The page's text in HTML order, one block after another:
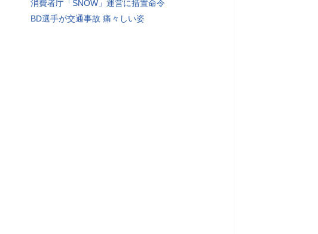
消費者庁「SNOW」運営に措置命令
BD選手が交通事故 痛々しい姿